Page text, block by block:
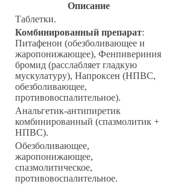
Описание
Таблетки.
Комбинированный препарат:
Питафенон (обезболивающее и
жаропонижающее), Фенпивериния
бромид (расслабляет гладкую
мускулатуру), Напроксен (НПВС,
обезболивающее,
противовоспалительное).
Анальгетик-антипиретик
комбинированный (спазмолитик +
НПВС).
Обезболивающее,
жаропонижающее,
спазмолитическое,
противовоспалительное.